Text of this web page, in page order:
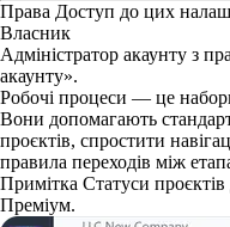
Права Доступ до цих
Власник
Адміністратор акаунту з
акаунту».
Робочі процеси — це набори
Вони допомагають
проєктів, спростити
правила переходів між
Примітка Статуси проєктів
Преміум.